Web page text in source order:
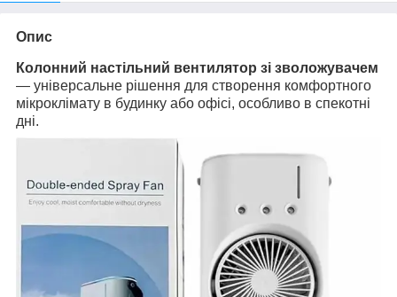
Опис
Колонний настільний вентилятор зі зволожувачем
— універсальне рішення для створення комфортного
мікроклімату в будинку або офісі, особливо в спекотні
дні.